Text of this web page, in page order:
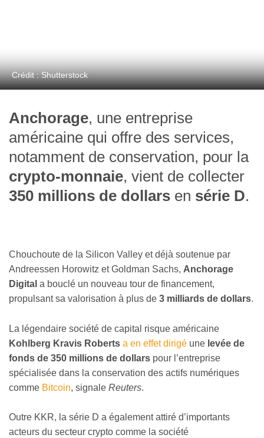
Crédit : Shutterstock
Anchorage, une entreprise
américaine qui offre des services,
notamment de conservation, pour la
crypto-monnaie, vient de collecter
350 millions de dollars en série D.
Chouchoute de la Silicon Valley et déjà soutenue par
Andreessen Horowitz et Goldman Sachs, Anchorage
Digital a bouclé un nouveau tour de financement,
propulsant sa valorisation à plus de 3 milliards de dollars.
La légendaire société de capital risque américaine
Kohlberg Kravis Roberts a en effet dirigé une levée de
fonds de 350 millions de dollars pour l’entreprise
spécialisée dans la conservation des actifs numériques
comme Bitcoin, signale Reuters.
Outre KKR, la série D a également attiré d’importants
acteurs du secteur crypto comme la société